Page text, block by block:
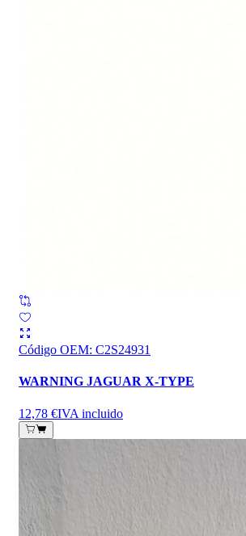
Código OEM: C2S24931
WARNING JAGUAR X-TYPE
12,78 €IVA incluido